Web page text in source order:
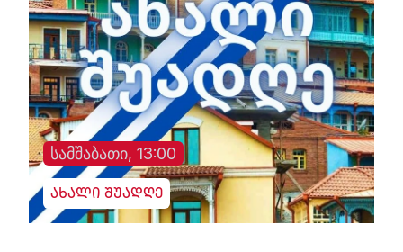
სამშაბათი, 13:00
ახალი შუადღე